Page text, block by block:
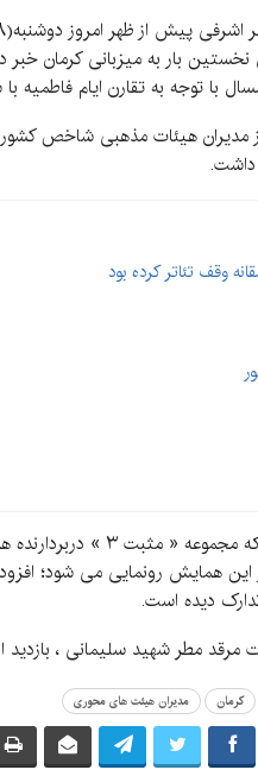
بار به میزبانی کرمان
توجه به تقارن ایام فاطمیه
حضور ۳۵۰ نفر از مدیران هیئات
وقف تئاتر کرده بود
وی در پایان با
دیده است.
مرقد مطر شهید سلیمانی ،
کرمان مدیران هیئت های محوری